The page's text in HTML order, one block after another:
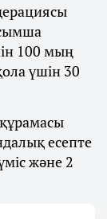
100 мың
үшін 30
құрамасы
есепте
және 2